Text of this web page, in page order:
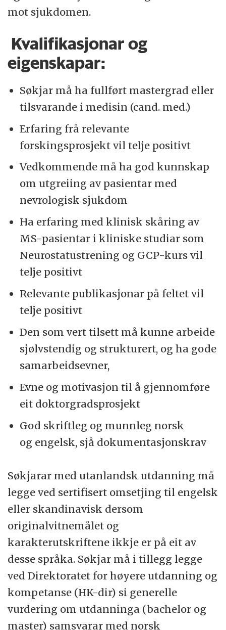
mot sjukdomen.
Kvalifikasjonar og
eigenskapar:
Søkjar må ha fullført mastergrad eller
tilsvarande i medisin (cand. med.)
Erfaring frå relevante
forskingsprosjekt vil telje positivt
Vedkommende må ha god kunnskap
om utgreiing av pasientar med
nevrologisk sjukdom
Ha erfaring med klinisk skåring av
MS-pasientar i kliniske studiar som
Neurostatustrening og GCP-kurs vil
telje positivt
Relevante publikasjonar på feltet vil
telje positivt
Den som vert tilsett må kunne arbeide
sjølvstendig og strukturert, og ha gode
samarbeidsevner,
Evne og motivasjon til å gjennomføre
eit doktorgradsprosjekt
God skriftleg og munnleg norsk
og engelsk, sjå dokumentasjonskrav
Søkjarar med utanlandsk utdanning må
legge ved sertifisert omsetjing til engelsk
eller skandinavisk dersom
originalvitnemålet og
karakterutskriftene ikkje er på eit av
desse språka. Søkjar må i tillegg legge
ved Direktoratet for høyere utdanning og
kompetanse (HK-dir) si generelle
vurdering om utdanninga (bachelor og
master) samsvarar med norsk